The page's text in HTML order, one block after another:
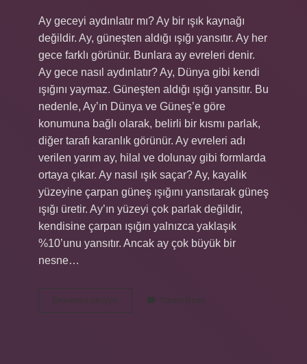
Ay geceyi aydınlatır mı? Ay bir ışık kaynağı
değildir. Ay, güneşten aldığı ışığı yansıtır. Ay her
gece farklı görünür. Bunlara ay evreleri denir.
Ay gece nasıl aydınlatır? Ay, Dünya gibi kendi
ışığını yaymaz. Güneşten aldığı ışığı yansıtır. Bu
nedenle, Ay’ın Dünya ve Güneş’e göre
konumuna bağlı olarak, belirli bir kısmı parlak,
diğer tarafı karanlık görünür. Ay evreleri adı
verilen yarım ay, hilal ve dolunay gibi formlarda
ortaya çıkar. Ay nasıl ışık saçar? Ay, kayalık
yüzeyine çarpan güneş ışığını yansıtarak güneş
ışığı üretir. Ay’ın yüzeyi çok parlak değildir,
kendisine çarpan ışığın yalnızca yaklaşık
%10’unu yansıtır. Ancak ay çok büyük bir
nesne…
Devamını okuyun
Işığı
Yorum Bırak